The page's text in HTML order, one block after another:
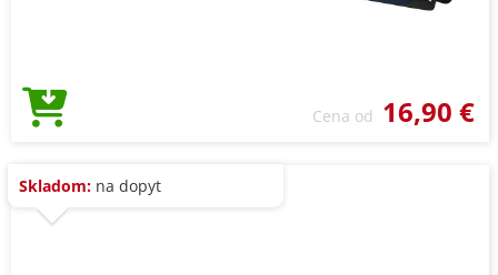
Cena od 16,90 €
Skladom: na dopyt